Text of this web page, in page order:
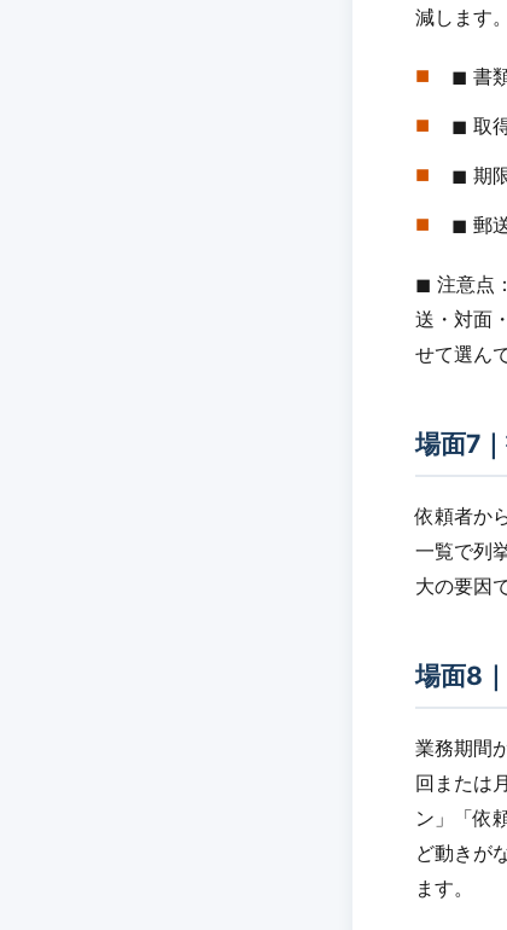
減します。
◼︎ 書
◼︎ 取
◼︎ 期
◼︎ 郵
◼︎ 注意点
送・対面
せて選ん
場面7
依頼者か
一覧で列
大の要因
場面8
業務期間
回または
ン」「依
ど動きが
ます。